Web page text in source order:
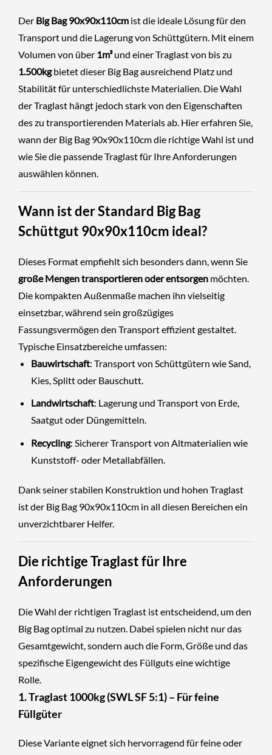
Der Big Bag 90x90x110cm ist die ideale Lösung für den
Transport und die Lagerung von Schüttgütern. Mit einem
Volumen von über 1m³und einer Traglast von bis zu
1.500kgbietet dieser Big Bag ausreichend Platz und
Stabilität für unterschiedlichste Materialien. Die Wahl
der Traglast hängt jedoch stark von den Eigenschaften
des zu transportierenden Materials ab. Hier erfahren Sie,
wann der Big Bag 90x90x110cm die richtige Wahl ist und
wie Sie die passende Traglast für Ihre Anforderungen
auswählen können.
Wann ist der Standard Big Bag
Schüttgut 90x90x110cm ideal?
Dieses Format empfiehlt sich besonders dann, wenn Sie
große Mengen transportieren oder entsorgen möchten.
Die kompakten Außenmaße machen ihn vielseitig
einsetzbar, während sein großzügiges
Fassungsvermögen den Transport effizient gestaltet.
Typische Einsatzbereiche umfassen:
Bauwirtschaft: Transport von Schüttgütern wie Sand,
Kies, Splitt oder Bauschutt.
Landwirtschaft: Lagerung und Transport von Erde,
Saatgut oder Düngemitteln.
Recycling: Sicherer Transport von Altmaterialien wie
Kunststoff- oder Metallabfällen.
Dank seiner stabilen Konstruktion und hohen Traglast
ist der Big Bag 90x90x110cm in all diesen Bereichen ein
unverzichtbarer Helfer.
Die richtige Traglast für Ihre
Anforderungen
Die Wahl der richtigen Traglast ist entscheidend, um den
Big Bag optimal zu nutzen. Dabei spielen nicht nur das
Gesamtgewicht, sondern auch die Form, Größe und das
spezifische Eigengewicht des Füllguts eine wichtige
Rolle.
1. Traglast 1000kg (SWL SF 5:1) – Für feine
Füllgüter
Diese Variante eignet sich hervorragend für feine oder